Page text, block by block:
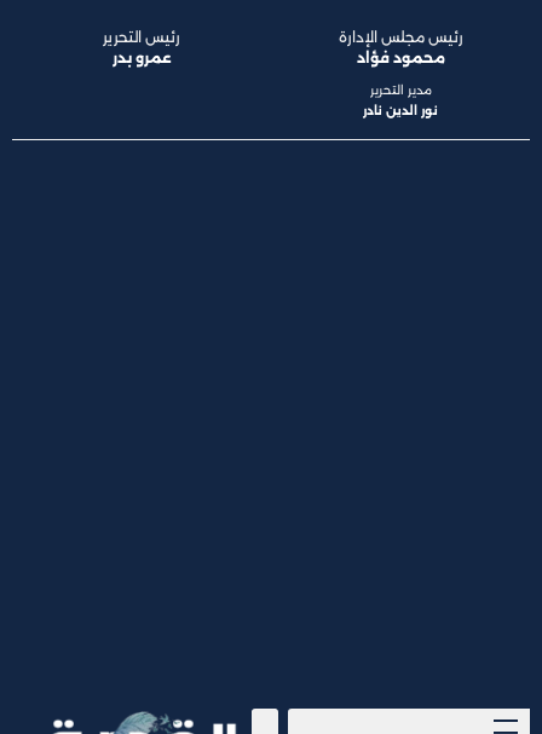
رئيس مجلس الإدارة
محمود فؤاد
مدير التحرير
نور الدين نادر
رئيس التحرير
عمرو بدر